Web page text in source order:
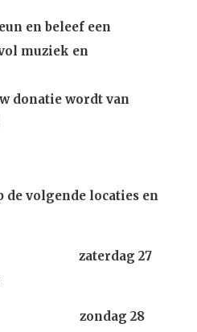
en beleef een
muziek en
donatie wordt van
de volgende locaties en
zaterdag 27
zondag 28